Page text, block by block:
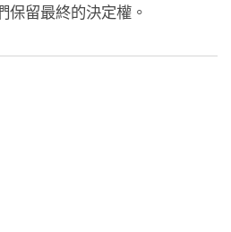
保留最終的決定權。